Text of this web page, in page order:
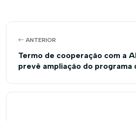
ANTERIOR
Termo de cooperação com a
prevê ampliação do programa